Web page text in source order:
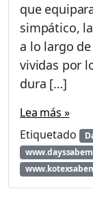
que
simpático,
a lo largo
vividas por
dura […]
Lea más »
Etiquetado